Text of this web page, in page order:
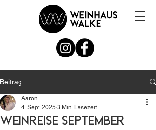
Beitrag
Weinreise September
Aaron
4. Sept. 2025 3 Min. Lesezeit